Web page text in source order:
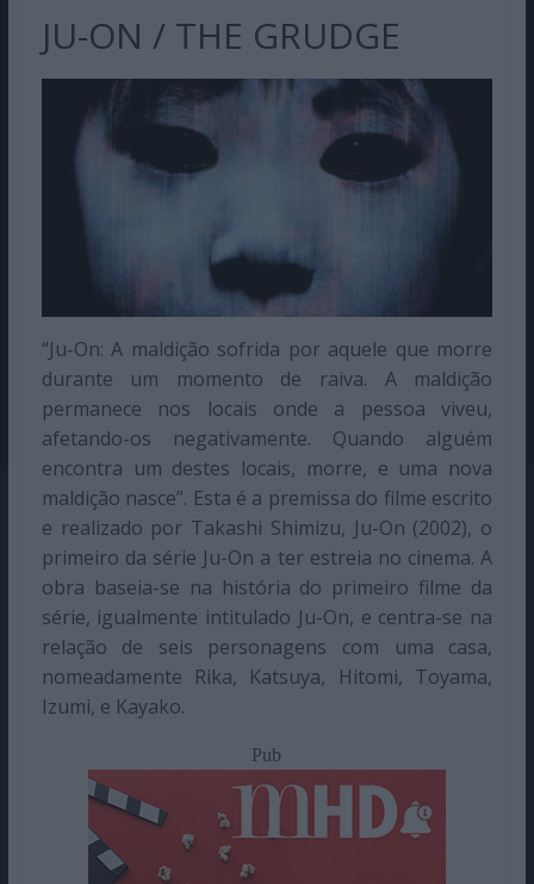
JU-ON / THE GRUDGE
“Ju-On: A maldição sofrida por aquele que morre
durante um momento de raiva. A maldição
permanece nos locais onde a pessoa viveu,
afetando-os negativamente. Quando alguém
encontra um destes locais, morre, e uma nova
maldição nasce”. Esta é a premissa do filme escrito
e realizado por Takashi Shimizu, Ju-On (2002), o
primeiro da série Ju-On a ter estreia no cinema. A
obra baseia-se na história do primeiro filme da
série, igualmente intitulado Ju-On, e centra-se na
relação de seis personagens com uma casa,
nomeadamente Rika, Katsuya, Hitomi, Toyama,
Izumi, e Kayako.
Pub